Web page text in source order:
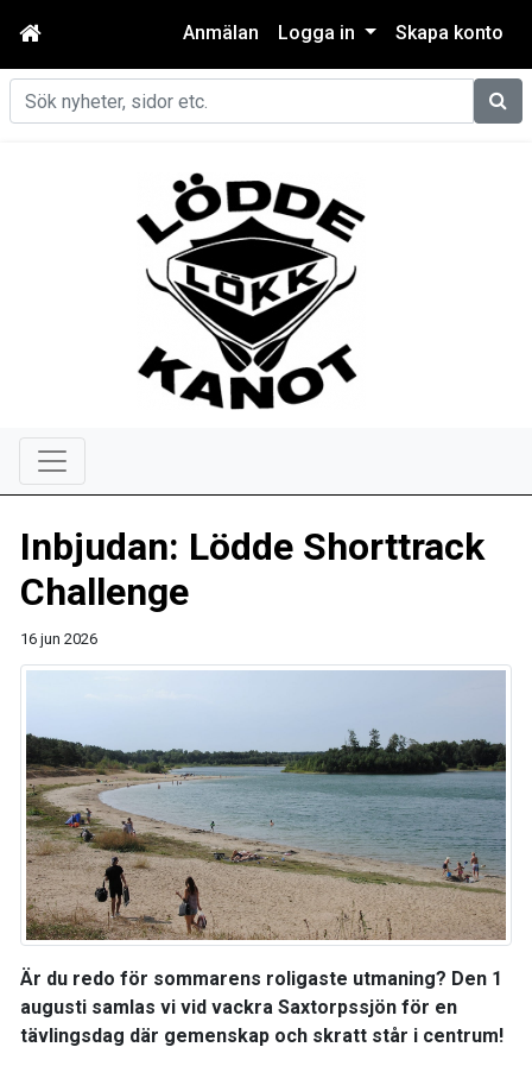
Anmälan Logga in Skapa konto
Sök
Inbjudan: Lödde Shorttrack
Challenge
16 jun 2026
Är du redo för sommarens roligaste utmaning? Den 1
augusti samlas vi vid vackra Saxtorpssjön för en
tävlingsdag där gemenskap och skratt står i centrum!